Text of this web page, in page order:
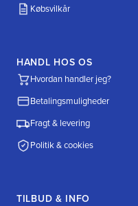
Købsvilkår
HANDL HOS OS
Hvordan handler jeg?
Betalingsmuligheder
Fragt & levering
Politik & cookies
TILBUD & INFO